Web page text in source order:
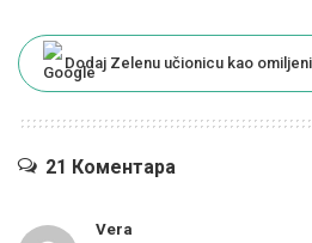
Dodaj Zelenu učionicu kao
21 Коментара
Vera